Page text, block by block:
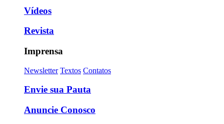
Vídeos
Revista
Imprensa
Newsletter Textos Contatos
Envie sua Pauta
Anuncie Conosco